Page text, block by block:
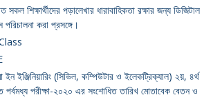
শিক্ষার্থীদের পড়ালেখার ধারাবাহিকতা রক্ষার জন্য ডিজিটাল
পরিচালনা করা প্রসঙ্গে।
ইঞ্জিনিয়ারিং (সিভিল, কম্পিউটার ও ইলেকট্রিক্যাল) ২য়, ৪র্থ
পর্বমধ্য পরীক্ষা-২০২০ এর সংশোধিত তারিখ মোতাবেক বেতন ও